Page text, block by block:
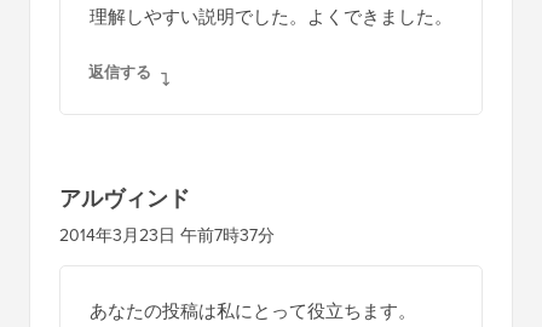
理解しやすい説明でした。よくできました。
返信する
アルヴィンド
2014年3月23日 午前7時37分
あなたの投稿は私にとって役立ちます。